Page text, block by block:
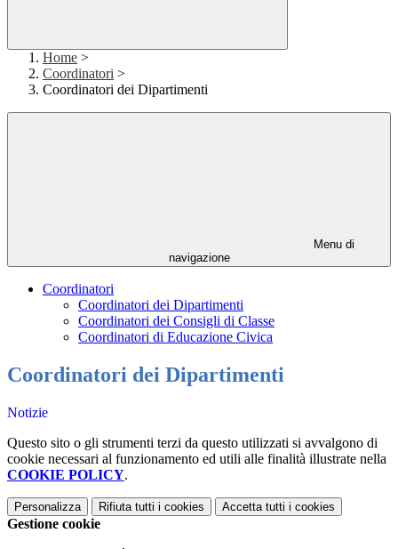
Home >
Coordinatori >
Coordinatori dei Dipartimenti
Menu di
navigazione
Coordinatori
Coordinatori dei Dipartimenti
Coordinatori dei Consigli di Classe
Coordinatori di Educazione Civica
Coordinatori dei Dipartimenti
Notizie
Questo sito o gli strumenti terzi da questo utilizzati si avvalgono di
cookie necessari al funzionamento ed utili alle finalità illustrate nella
COOKIE POLICY.
Personalizza Rifiuta tutti i cookies Accetta tutti i cookies
Gestione cookie